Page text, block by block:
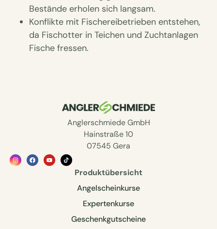
Bestände erholen sich langsam.
Konflikte mit Fischereibetrieben entstehen,
da Fischotter in Teichen und Zuchtanlagen
Fische fressen.
Anglerschmiede GmbH
Hainstraße 10
07545 Gera
Produktübersicht
Angelscheinkurse
Expertenkurse
Geschenkgutscheine